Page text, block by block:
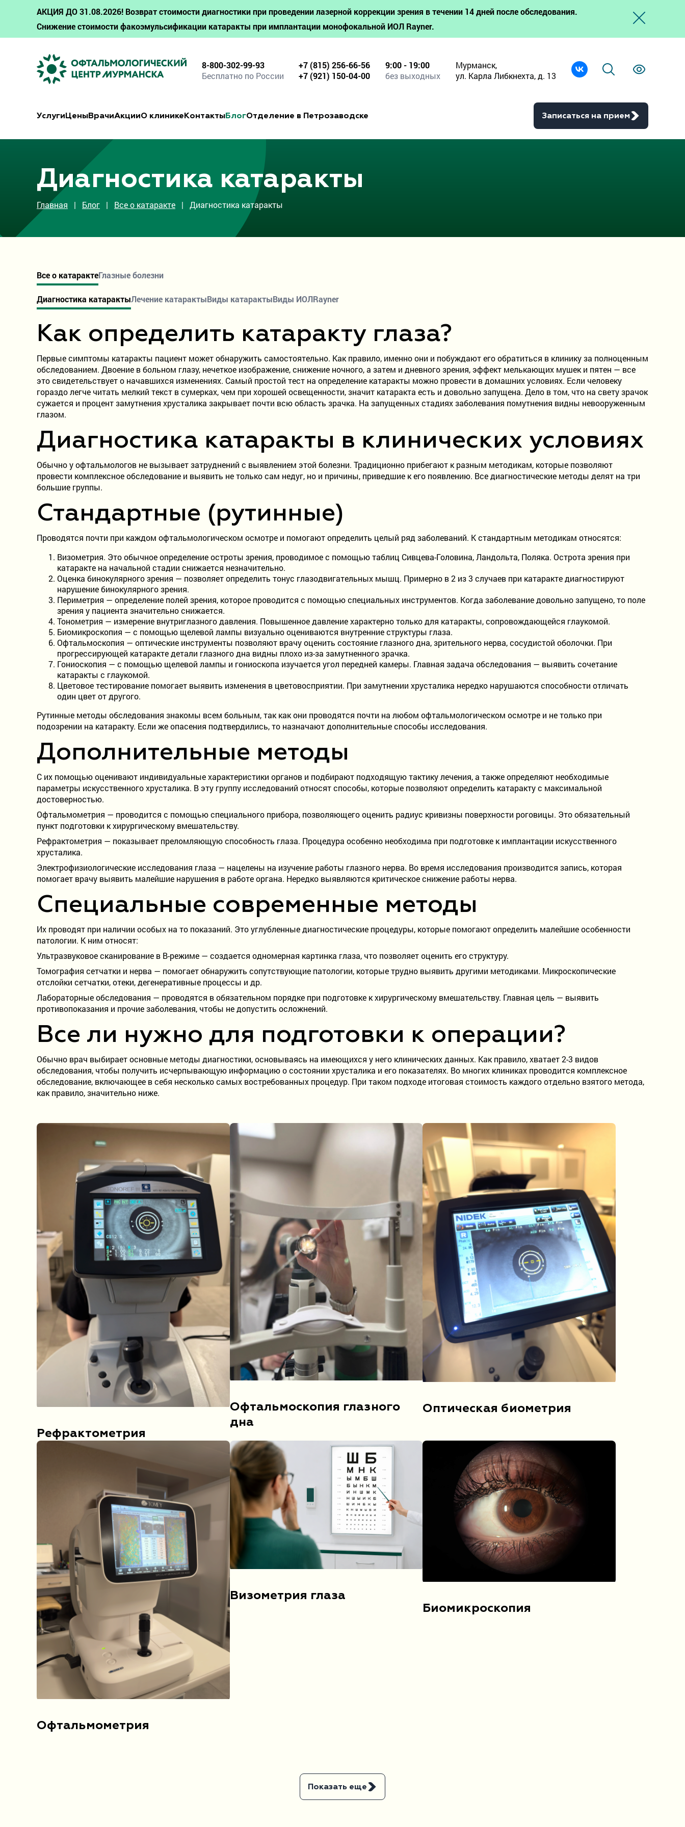
АКЦИЯ ДО 31.08.2026! Возврат стоимости диагностики при проведении лазерной коррекции зрения в течении 14 дней после обследования.
Снижение стоимости факоэмульсификации катаракты при имплантации монофокальной ИОЛ Rayner.
8-800-302-99-93
Бесплатно по России
+7 (815) 256-66-56
+7 (921) 150-04-00
9:00 - 19:00
без выходных
Мурманск,
ул. Карла Либкнехта, д. 13
УслугиЦеныВрачиАкцииО клиникеКонтактыБлогОтделение в Петрозаводске Записаться на прием
Диагностика катаракты
Главная | Блог | Все о катаракте | Диагностика катаракты
Все о катарактеГлазные болезни
Диагностика катарактыЛечение катарактыВиды катарактыВиды ИОЛRayner
Как определить катаракту глаза?
Первые симптомы катаракты пациент может обнаружить самостоятельно. Как правило, именно они и побуждают его обратиться в клинику за полноценным
обследованием. Двоение в больном глазу, нечеткое изображение, снижение ночного, а затем и дневного зрения, эффект мелькающих мушек и пятен — все
это свидетельствует о начавшихся изменениях. Самый простой тест на определение катаракты можно провести в домашних условиях. Если человеку
гораздо легче читать мелкий текст в сумерках, чем при хорошей освещенности, значит катаракта есть и довольно запущена. Дело в том, что на свету зрачок
сужается и процент замутнения хрусталика закрывает почти всю область зрачка. На запущенных стадиях заболевания помутнения видны невооруженным
глазом.
Диагностика катаракты в клинических условиях
Обычно у офтальмологов не вызывает затруднений с выявлением этой болезни. Традиционно прибегают к разным методикам, которые позволяют
провести комплексное обследование и выявить не только сам недуг, но и причины, приведшие к его появлению. Все диагностические методы делят на три
большие группы.
Стандартные (рутинные)
Проводятся почти при каждом офтальмологическом осмотре и помогают определить целый ряд заболеваний. К стандартным методикам относятся:
Визометрия. Это обычное определение остроты зрения, проводимое с помощью таблиц Сивцева-Головина, Ландольта, Поляка. Острота зрения при
катаракте на начальной стадии снижается незначительно.
Оценка бинокулярного зрения — позволяет определить тонус глазодвигательных мышц. Примерно в 2 из 3 случаев при катаракте диагностируют
нарушение бинокулярного зрения.
Периметрия — определение полей зрения, которое проводится с помощью специальных инструментов. Когда заболевание довольно запущено, то поле
зрения у пациента значительно снижается.
Тонометрия — измерение внутриглазного давления. Повышенное давление характерно только для катаракты, сопровождающейся глаукомой.
Биомикроскопия — с помощью щелевой лампы визуально оцениваются внутренние структуры глаза.
Офтальмоскопия — оптические инструменты позволяют врачу оценить состояние глазного дна, зрительного нерва, сосудистой оболочки. При
прогрессирующей катаракте детали глазного дна видны плохо из-за замутненного зрачка.
Гониоскопия — с помощью щелевой лампы и гониоскопа изучается угол передней камеры. Главная задача обследования — выявить сочетание
катаракты с глаукомой.
Цветовое тестирование помогает выявить изменения в цветовосприятии. При замутнении хрусталика нередко нарушаются способности отличать
один цвет от другого.
Рутинные методы обследования знакомы всем больным, так как они проводятся почти на любом офтальмологическом осмотре и не только при
подозрении на катаракту. Если же опасения подтвердились, то назначают дополнительные способы исследования.
Дополнительные методы
С их помощью оценивают индивидуальные характеристики органов и подбирают подходящую тактику лечения, а также определяют необходимые
параметры искусственного хрусталика. В эту группу исследований относят способы, которые позволяют определить катаракту с максимальной
достоверностью.
Офтальмометрия — проводится с помощью специального прибора, позволяющего оценить радиус кривизны поверхности роговицы. Это обязательный
пункт подготовки к хирургическому вмешательству.
Рефрактометрия — показывает преломляющую способность глаза. Процедура особенно необходима при подготовке к имплантации искусственного
хрусталика.
Электрофизиологические исследования глаза — нацелены на изучение работы глазного нерва. Во время исследования производится запись, которая
помогает врачу выявить малейшие нарушения в работе органа. Нередко выявляются критическое снижение работы нерва.
Специальные современные методы
Их проводят при наличии особых на то показаний. Это углубленные диагностические процедуры, которые помогают определить малейшие особенности
патологии. К ним относят:
Ультразвуковое сканирование в B-режиме — создается одномерная картинка глаза, что позволяет оценить его структуру.
Томография сетчатки и нерва — помогает обнаружить сопутствующие патологии, которые трудно выявить другими методиками. Микроскопические
отслойки сетчатки, отеки, дегенеративные процессы и др.
Лабораторные обследования — проводятся в обязательном порядке при подготовке к хирургическому вмешательству. Главная цель — выявить
противопоказания и прочие заболевания, чтобы не допустить осложнений.
Все ли нужно для подготовки к операции?
Обычно врач выбирает основные методы диагностики, основываясь на имеющихся у него клинических данных. Как правило, хватает 2-3 видов
обследования, чтобы получить исчерпывающую информацию о состоянии хрусталика и его показателях. Во многих клиниках проводится комплексное
обследование, включающее в себя несколько самых востребованных процедур. При таком подходе итоговая стоимость каждого отдельно взятого метода,
как правило, значительно ниже.
Рефрактометрия
Офтальмоскопия глазного
дна
Оптическая биометрия
Офтальмометрия
Визометрия глаза
Биомикроскопия
Показать еще